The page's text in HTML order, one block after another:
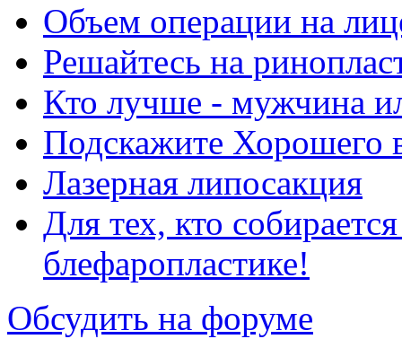
Объем операции на
Решайтесь на
Кто лучше - мужчина
Подскажите Хорошего
Лазерная липосакция
Для тех, кто
блефаропластике!
Обсудить на форуме